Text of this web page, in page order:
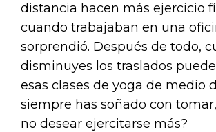
distancia hacen más ejercicio
cuando trabajaban en una
sorprendió. Después de todo,
disminuyes los traslados
esas clases de yoga de medio
siempre has soñado con
no desear ejercitarse más?